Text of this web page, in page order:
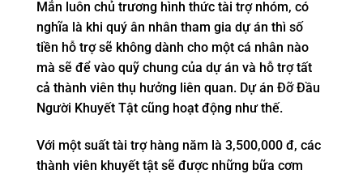
Mắn luôn chủ trương hình thức tài trợ nhóm, có
nghĩa là khi quý ân nhân tham gia dự án thì số
tiền hỗ trợ sẽ không dành cho một cá nhân nào
mà sẽ để vào quỹ chung của dự án và hỗ trợ tất
cả thành viên thụ hưởng liên quan. Dự án Đỡ Đầu
Người Khuyết Tật cũng hoạt động như thế.
Với một suất tài trợ hàng năm là 3,500,000 đ, các
thành viên khuyết tật sẽ được những bữa cơm